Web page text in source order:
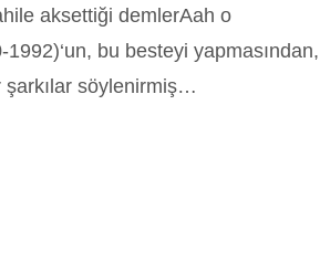
aksettiği demlerAah o
bu besteyi yapmasından,
şarkılar söylenirmiş…